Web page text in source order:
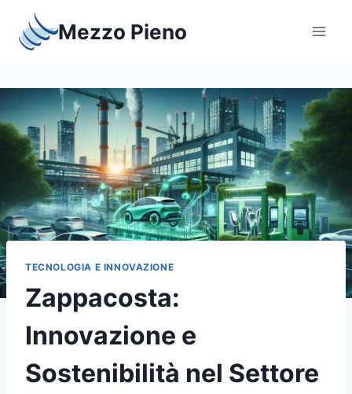
contenuto
Mezzo Pieno
TECNOLOGIA E INNOVAZIONE
Zappacosta:
Innovazione e
Sostenibilità nel Settore